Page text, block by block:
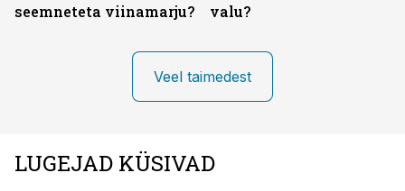
seemneteta viinamarju?
valu?
Veel taimedest
LUGEJAD KÜSIVAD